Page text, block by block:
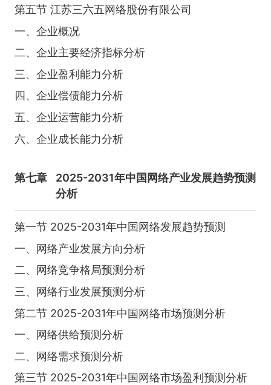
第五节 江苏三六五网络股份有限公司
一、企业概况
二、企业主要经济指标分析
三、企业盈利能力分析
四、企业偿债能力分析
五、企业运营能力分析
六、企业成长能力分析
第七章
2025-2031年中国网络产业发展趋势预测
分析
第一节 2025-2031年中国网络发展趋势预测
一、网络产业发展方向分析
二、网络竞争格局预测分析
三、网络行业发展预测分析
第二节 2025-2031年中国网络市场预测分析
一、网络供给预测分析
二、网络需求预测分析
第三节 2025-2031年中国网络市场盈利预测分析